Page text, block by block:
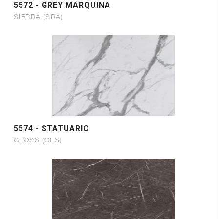
5572 - GREY MARQUINA
SIERRA (SRA)
5574 - STATUARIO
GLOSS (GLS)